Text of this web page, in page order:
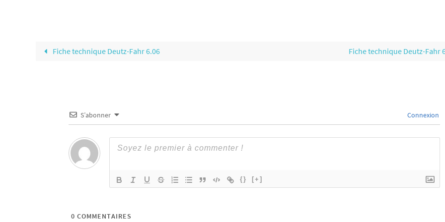
Fiche technique Deutz-Fahr 6.06 Fiche technique Deutz-Fahr
S’abonner Connexion
{} [+]
0 COMMENTAIRES